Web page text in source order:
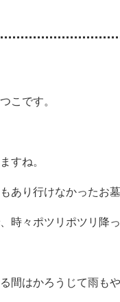
こです。
すね。
あり行けなかったお
時々ポツリポツリ降
間はかろうじて雨も